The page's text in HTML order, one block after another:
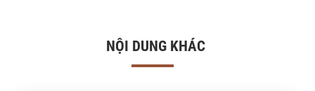
NỘI DUNG KHÁC